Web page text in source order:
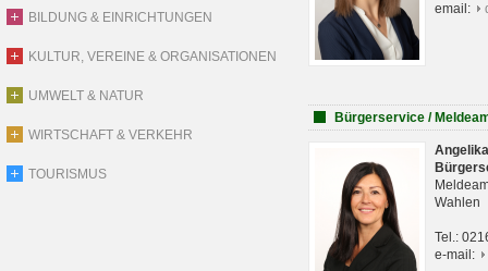
BILDUNG & EINRICHTUNGEN
KULTUR, VEREINE & ORGANISATIONEN
UMWELT & NATUR
WIRTSCHAFT & VERKEHR
TOURISMUS
email:
Bürgerservice /
Wahlen
Tel.:
e-mail: